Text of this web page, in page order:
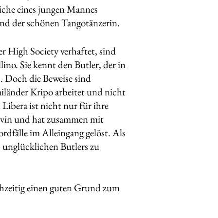
eines jungen Mannes
der schönen Tangotänzerin.
High Society verhaftet, sind
Sie kennt den Butler, der in
die Beweise sind
Kripo arbeitet und nicht
ist nicht nur für ihre
und hat zusammen mit
im Alleingang gelöst. Als
Butlers zu
einen guten Grund zum